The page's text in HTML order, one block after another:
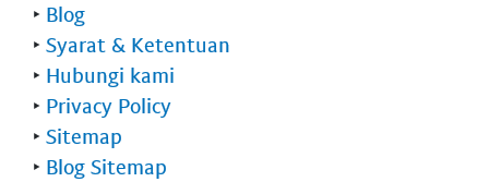
‣ Blog
‣ Syarat & Ketentuan
‣ Hubungi kami
‣ Privacy Policy
‣ Sitemap
‣ Blog Sitemap